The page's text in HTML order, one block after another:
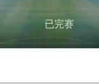
已完赛